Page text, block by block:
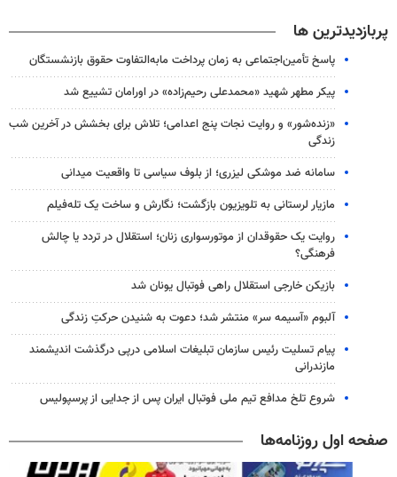
پربازدیدترین ها
پاسخ تأمین‌اجتماعی به زمان پرداخت مابه‌التفاوت حقوق بازنشستگان
پیکر مطهر شهید «محمدعلی رحیم‌زاده» در اورامان تشییع شد
«زنده‌شور» و روایت نجات پنج اعدامی؛ تلاش برای بخشش در آخرین شب
زندگی
سامانه ضد موشکی لیزری؛ از بلوف سیاسی تا واقعیت میدانی
مازیار لرستانی به تلویزیون بازگشت؛ نگارش و ساخت یک تله‌فیلم
روایت یک حقوقدان از موتورسواری زنان؛ استقلال در تردد یا چالش
فرهنگی؟
بازیکن خارجی استقلال راهی فوتبال یونان شد
آلبوم «آسیمه سر» منتشر شد؛ دعوت به شنیدن حرکتِ زندگی
پیام تسلیت رئیس سازمان تبلیغات اسلامی درپی درگذشت اندیشمند
مازندرانی
شروع تلخ مدافع تیم ملی فوتبال ایران پس از جدایی از پرسپولیس
صفحه اول روزنامه‌ها